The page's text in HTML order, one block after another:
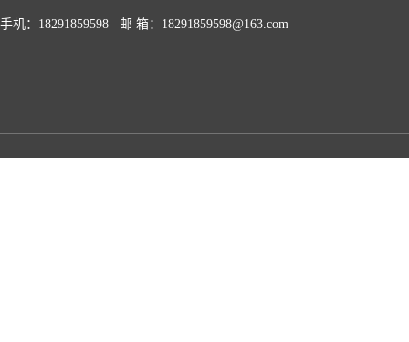
手机：18291859598 邮 箱：18291859598@163.com